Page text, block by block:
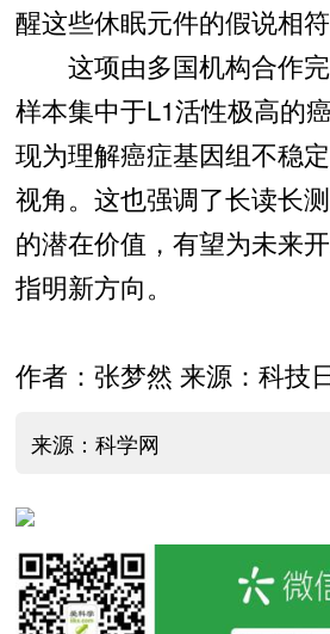
醒这些休眠元件的假说相符
这项由多国机构合作完
样本集中于L1活性极高的
现为理解癌症基因组不稳
视角。这也强调了长读长
的潜在价值，有望为未来
指明新方向。
作者：张梦然 来源：科技
来源：科学网